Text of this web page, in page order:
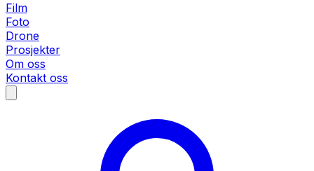
Film
Foto
Drone
Prosjekter
Om oss
Kontakt oss